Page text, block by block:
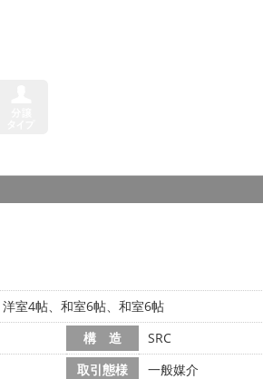
室4帖、和室6帖、和室6帖
構 造
SRC
取引態様
一般媒介